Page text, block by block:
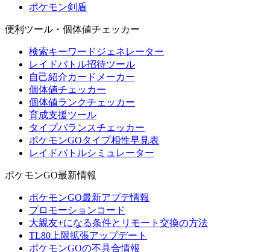
ポケモン剣盾
便利ツール・個体値チェッカー
検索キーワードジェネレーター
レイドバトル招待ツール
自己紹介カードメーカー
個体値チェッカー
個体値ランクチェッカー
育成支援ツール
タイプバランスチェッカー
ポケモンGOタイプ相性早見表
レイドバトルシミュレーター
ポケモンGO最新情報
ポケモンGO最新アプデ情報
プロモーションコード
大親友+になる条件とリモート交換の方法
TL80上限拡張アップデート
ポケモンGOの不具合情報